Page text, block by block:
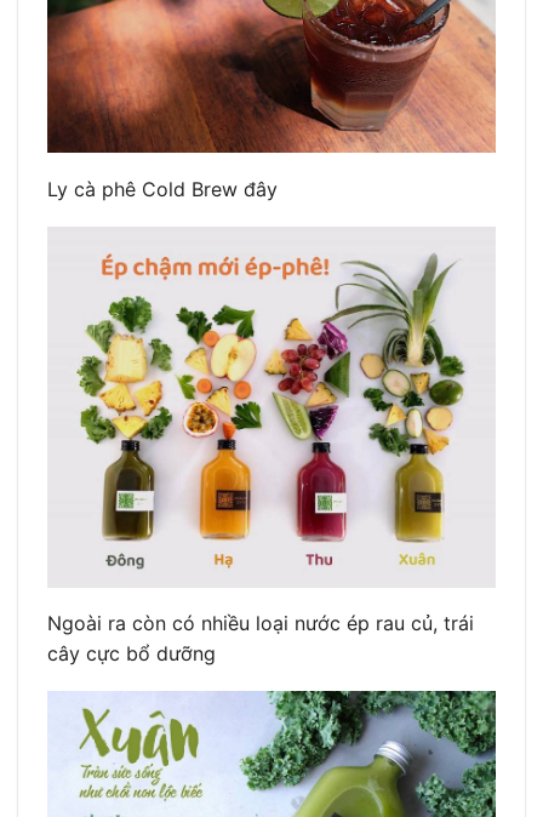
Ly cà phê Cold Brew đây
Ngoài ra còn có nhiều loại nước ép rau củ, trái
cây cực bổ dưỡng